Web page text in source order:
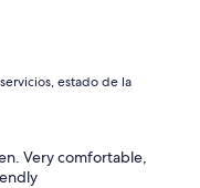
estado de la
Very comfortable,